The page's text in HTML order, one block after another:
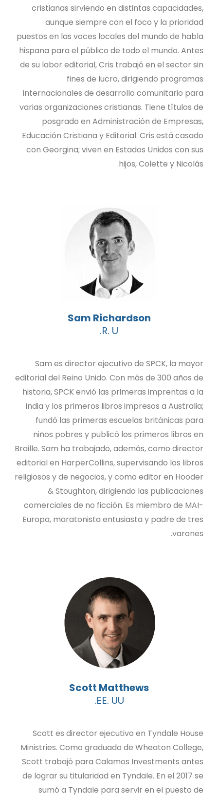
cristianas sirviendo en distintas capacidades,
aunque siempre con el foco y la prioridad
puestos en las voces locales del mundo de habla
hispana para el público de todo el mundo. Antes
de su labor editorial, Cris trabajó en el sector sin
fines de lucro, dirigiendo programas
internacionales de desarrollo comunitario para
varias organizaciones cristianas. Tiene títulos de
posgrado en Administración de Empresas,
Educación Cristiana y Editorial. Cris está casado
con Georgina; viven en Estados Unidos con sus
hijos, Colette y Nicolás.
Sam Richardson
R. U.
Sam es director ejecutivo de SPCK, la mayor
editorial del Reino Unido. Con más de 300 años de
historia, SPCK envió las primeras imprentas a la
India y los primeros libros impresos a Australia;
fundó las primeras escuelas británicas para
niños pobres y publicó los primeros libros en
Braille. Sam ha trabajado, además, como director
editorial en HarperCollins, supervisando los libros
religiosos y de negocios, y como editor en Hooder
& Stoughton, dirigiendo las publicaciones
comerciales de no ficción. Es miembro de MAI-
Europa, maratonista entusiasta y padre de tres
varones.
Scott Matthews
EE. UU.
Scott es director ejecutivo en Tyndale House
Ministries. Como graduado de Wheaton College,
Scott trabajó para Calamos Investments antes
de lograr su titularidad en Tyndale. En el 2017 se
sumó a Tyndale para servir en el puesto de